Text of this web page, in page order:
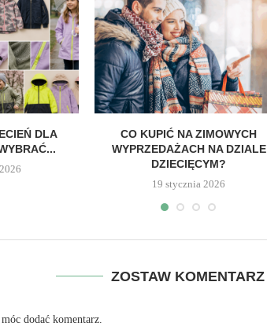
DLA
CO KUPIĆ NA ZIMOWYCH
WYPRZEDAŻACH NA DZIALE
DZIECIĘCYM?
19 stycznia 2026
ZOSTAW KOMENTARZ
móc dodać komentarz.